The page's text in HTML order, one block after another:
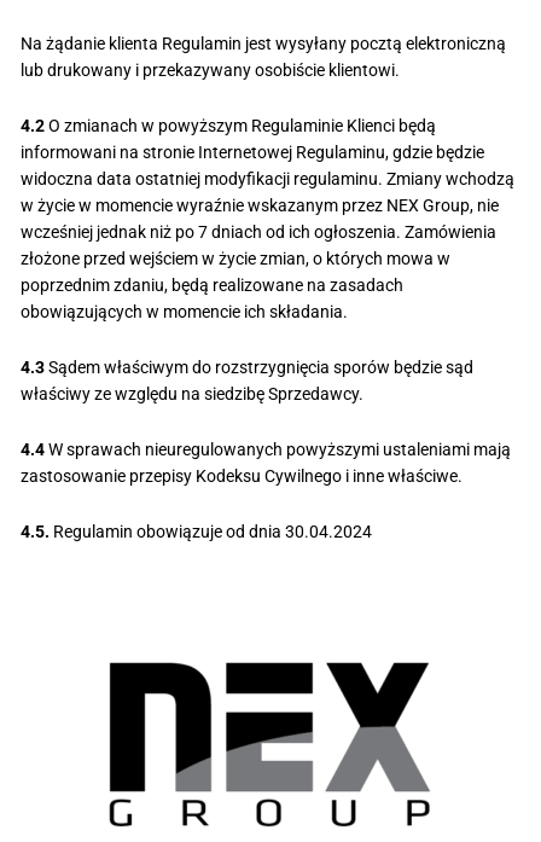
Na żądanie klienta Regulamin jest wysyłany pocztą elektroniczną
lub drukowany i przekazywany osobiście klientowi.
4.2O zmianach w powyższym Regulaminie Klienci będą
informowani na stronie Internetowej Regulaminu, gdzie będzie
widoczna data ostatniej modyfikacji regulaminu. Zmiany wchodzą
w życie w momencie wyraźnie wskazanym przez NEX Group, nie
wcześniej jednak niż po 7 dniach od ich ogłoszenia. Zamówienia
złożone przed wejściem w życie zmian, o których mowa w
poprzednim zdaniu, będą realizowane na zasadach
obowiązujących w momencie ich składania.
4.3Sądem właściwym do rozstrzygnięcia sporów będzie sąd
właściwy ze względu na siedzibę Sprzedawcy.
4.4W sprawach nieuregulowanych powyższymi ustaleniami mają
zastosowanie przepisy Kodeksu Cywilnego i inne właściwe.
4.5. Regulamin obowiązuje od dnia 30.04.2024